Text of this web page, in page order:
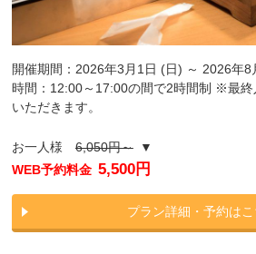
開催期間：2026年3月1日 (日) ～ 2026年8
時間：12:00～17:00の間で2時間制 ※最終
いただきます。
お一人様6,050円～▼
WEB予約料金 5,500円
プラン詳細・予約はこ